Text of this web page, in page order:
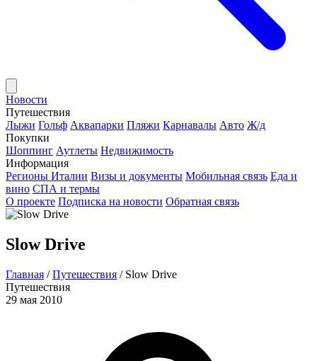
Новости
Путешествия
Лыжи Гольф Аквапарки Пляжи Карнавалы Авто Ж/д
Покупки
Шоппинг Аутлеты Недвижимость
Информация
Регионы Италии Визы и документы Мобильная связь Еда и
вино СПА и термы
О проекте Подписка на новости Обратная связь
Slow Drive
Главная / Путешествия / Slow Drive
Путешествия
29 мая 2010